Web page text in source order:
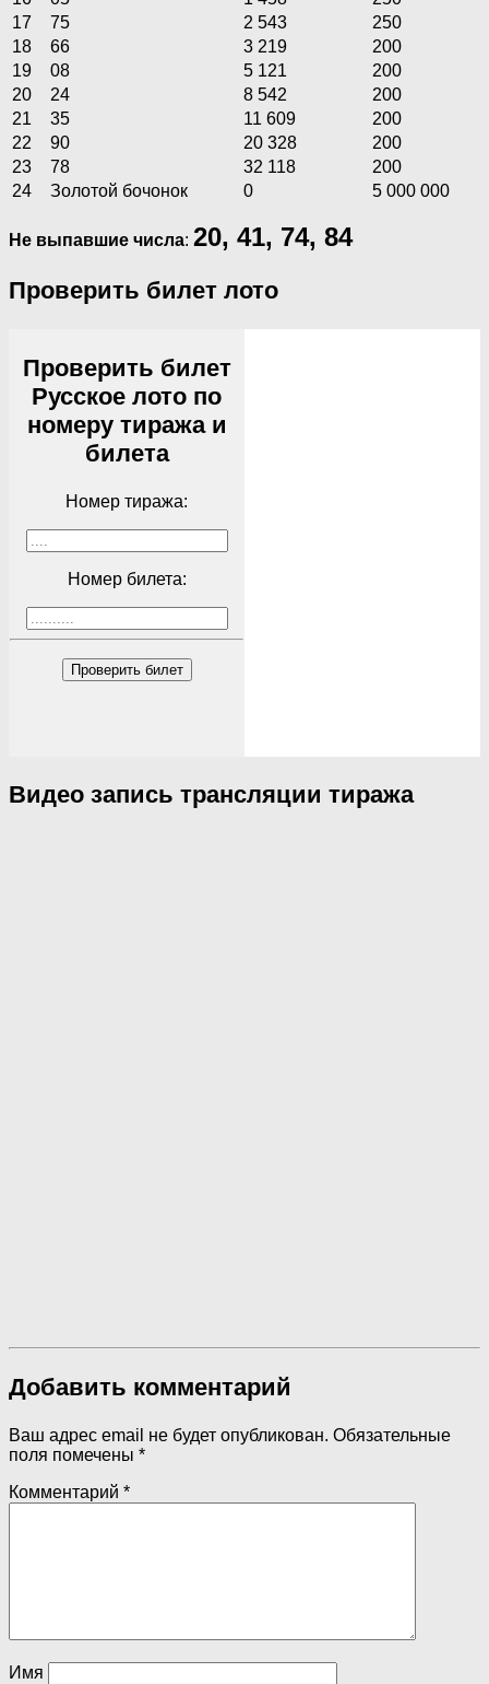
17
75 2 543
250
18
66 3 219
200
19
08 5 121
200
20
24 8 542
200
21
35 11 609
200
22
90 20 328
200
23
78 32 118
200
24
Золотой бочонок 0 5 000 000
Не выпавшие числа: 20, 41, 74, 84
Проверить билет лото
Проверить билет
Русское лото по
номеру тиража и
билета
Номер тиража:
Номер билета:
Проверить билет
Видео запись трансляции тиража
Добавить комментарий
Ваш адрес email не будет опубликован. Обязательные
поля помечены *
Комментарий *
Имя